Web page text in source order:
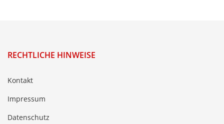
RECHTLICHE HINWEISE
Kontakt
Impressum
Datenschutz